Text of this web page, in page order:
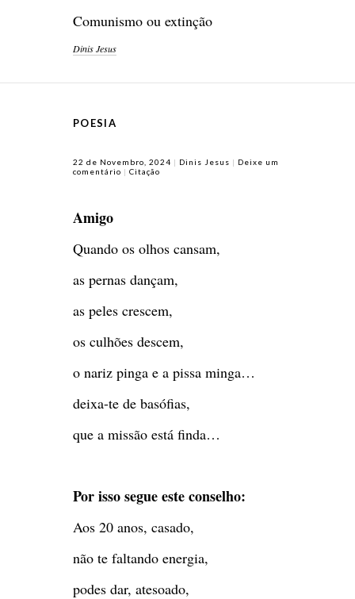
Comunismo ou extinção
Dinis Jesus
POESIA
22 de Novembro, 2024 Dinis Jesus
Deixe um
comentário
Citação
Amigo
Quando os olhos cansam,
as pernas dançam,
as peles crescem,
os culhões descem,
o nariz pinga e a pissa minga…
deixa-te de basófias,
que a missão está finda…
Por isso segue este conselho:
Aos 20 anos, casado,
não te faltando energia,
podes dar, atesoado,